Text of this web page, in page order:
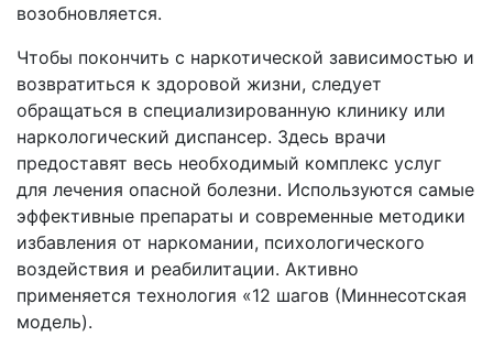
возобновляется.
Чтобы покончить с наркотической зависимостью и
возвратиться к здоровой жизни, следует
обращаться в специализированную клинику или
наркологический диспансер. Здесь врачи
предоставят весь необходимый комплекс услуг
для лечения опасной болезни. Используются самые
эффективные препараты и современные методики
избавления от наркомании, психологического
воздействия и реабилитации. Активно
применяется технология «12 шагов (Миннесотская
модель).